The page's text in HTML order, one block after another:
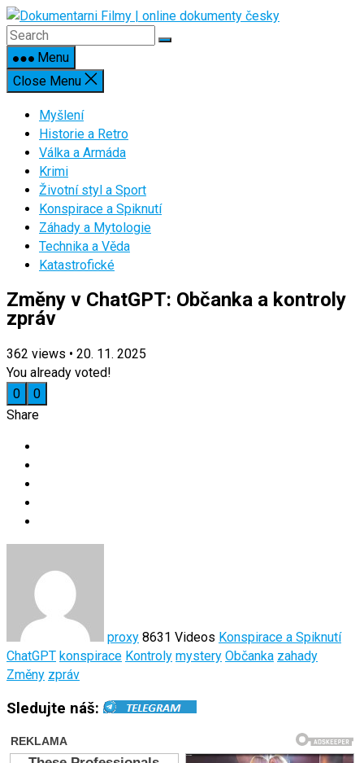
Skip
to
contentMenu
Close Menu
Myšlení
Historie a Retro
Válka a Armáda
Krimi
Životní styl a Sport
Konspirace a Spiknutí
Záhady a Mytologie
Technika a Věda
Katastrofické
Změny v ChatGPT: Občanka a kontroly
zpráv
362 views • 20. 11. 2025
You already voted!
0
0
Share
proxy 8631 Videos Konspirace a Spiknutí
ChatGPT konspirace Kontroly mystery Občanka zahady
Změny zpráv
Sledujte náš: